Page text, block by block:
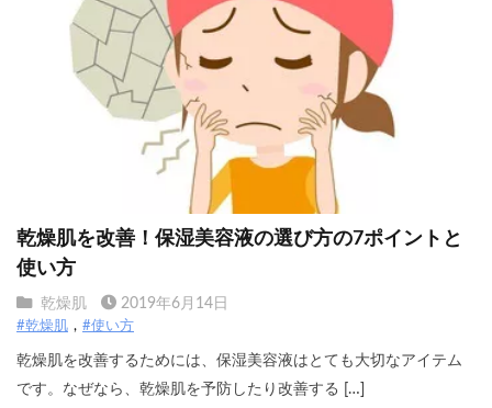
乾燥肌を改善！保湿美容液の選び方の7ポイントと
使い方
乾燥肌 2019年6月14日
#乾燥肌 #使い方
乾燥肌を改善するためには、保湿美容液はとても大切なアイテム
です。なぜなら、乾燥肌を予防したり改善する […]